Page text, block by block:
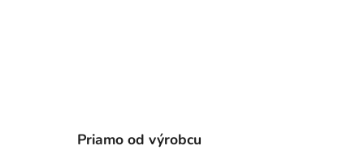
Priamo od výrobcu